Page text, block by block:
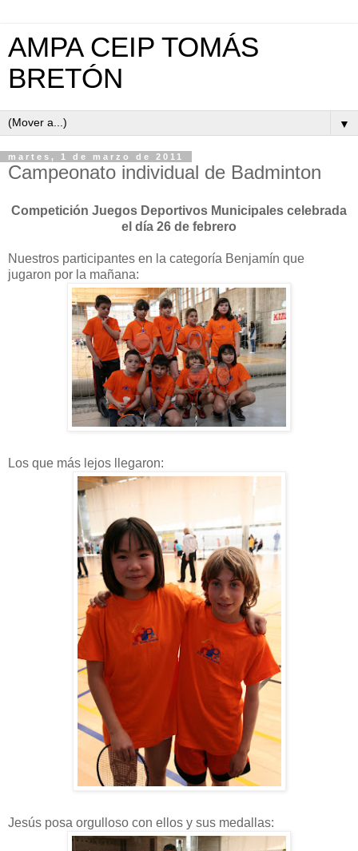
AMPA CEIP TOMÁS
BRETÓN
▼
martes, 1 de marzo de 2011
Campeonato individual de Badminton
Competición Juegos Deportivos Municipales celebrada
el día 26 de febrero
Nuestros participantes en la categoría Benjamín que
jugaron por la mañana:
Los que más lejos llegaron:
Jesús posa orgulloso con ellos y sus medallas: